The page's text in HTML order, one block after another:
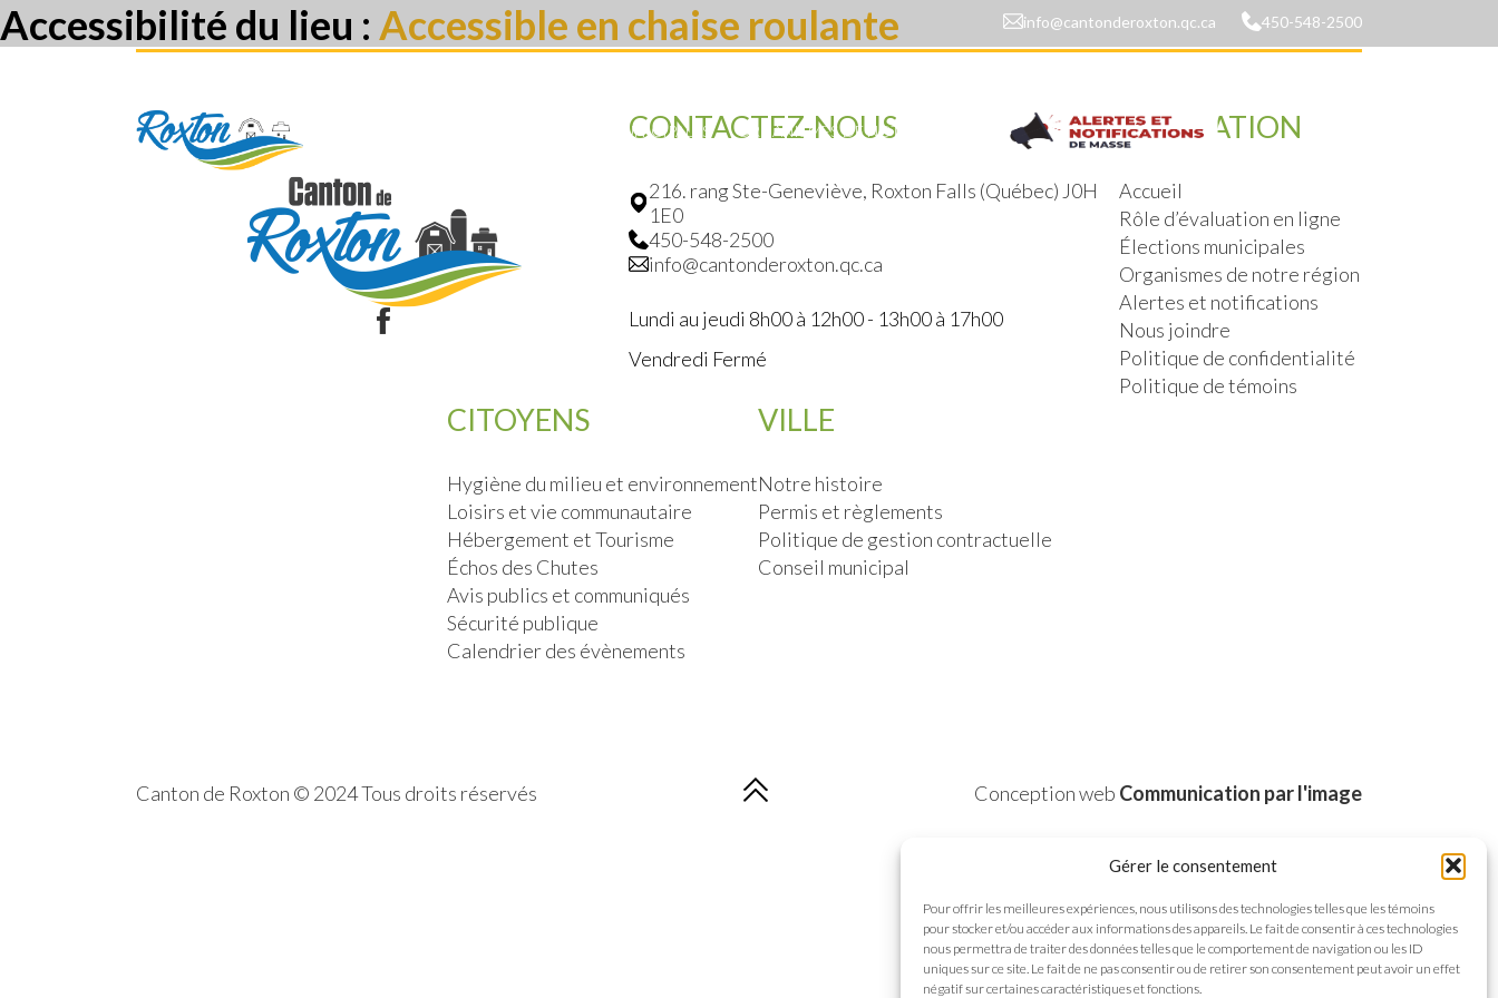
Gérer le consentement
Pour offrir les meilleures expériences, nous utilisons des technologies telles que les témoins
pour stocker et/ou accéder aux informations des appareils. Le fait de consentir à ces technologies
nous permettra de traiter des données telles que le comportement de navigation ou les ID
uniques sur ce site. Le fait de ne pas consentir ou de retirer son consentement peut avoir un effet
négatif sur certaines caractéristiques et fonctions.
info@cantonderoxton.qc.ca 450-548-2500
ÉLECTIONS MUNICIPALES ORGANISMES DE NOTRE RÉGION
Accessibilité du lieu : Accessible en chaise roulante
NAVIGATION
Accueil
Rôle d’évaluation en ligne
Élections municipales
Organismes de notre région
Alertes et notifications
Nous joindre
Politique de confidentialité
Politique de témoins
CITOYENS
Hygiène du milieu et environnement
Loisirs et vie communautaire
Hébergement et Tourisme
Échos des Chutes
Avis publics et communiqués
Sécurité publique
Calendrier des évènements
VILLE
Notre histoire
Permis et règlements
Politique de gestion contractuelle
Conseil municipal
CONTACTEZ-NOUS
216. rang Ste-Geneviève, Roxton Falls (Québec) J0H
1E0
450-548-2500
info@cantonderoxton.qc.ca
Lundi au jeudi 8h00 à 12h00 - 13h00 à 17h00
Vendredi Fermé
Canton de Roxton © 2024 Tous droits réservés Conception web Communication par l'image